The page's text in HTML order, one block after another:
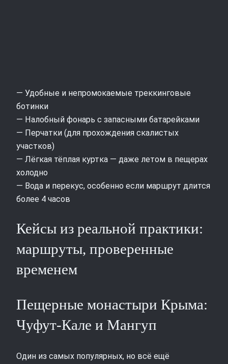
— Удобные и непромокаемые треккинговые
ботинки
— Налобный фонарь с запасными батарейками
— Перчатки (для прохождения скалистых
участков)
— Лёгкая тёплая куртка — даже летом в пещерах
холодно
— Вода и перекус, особенно если маршрут длится
более 4 часов
Кейсы из реальной практики:
маршруты, проверенные
временем
Пещерные монастыри Крыма:
Чуфут-Кале и Мангуп
Один из самых популярных, но всё ещё